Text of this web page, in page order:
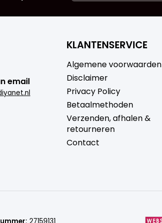
email
KLANTENSERVICE
Algemene voorwaarden
Disclaimer
Privacy Policy
Betaalmethoden
Verzenden, afhalen &
retourneren
Contact
27159131